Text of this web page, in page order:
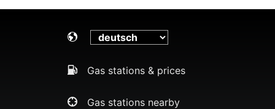
Gas stations & prices
Gas stations nearby